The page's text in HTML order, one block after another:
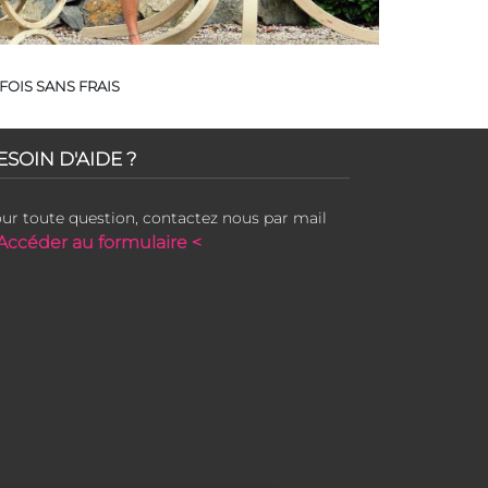
SANS FRAIS
D'AIDE ?
toute question, contactez nous par mail
au formulaire <